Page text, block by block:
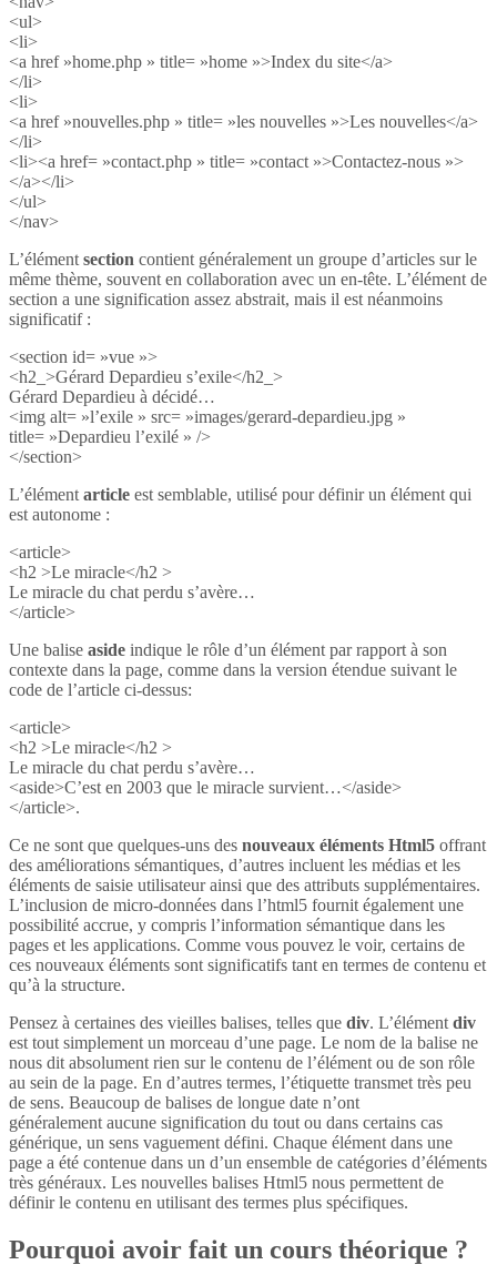
<ul>
<li>
<a href »home.php » title= »home »>Index du site</a>
</li>
<li>
<a href »nouvelles.php » title= »les nouvelles »>Les nouvelles</a>
</li>
<li><a href= »contact.php » title= »contact »>Contactez-nous »>
</a></li>
</ul>
</nav>
L’élément section contient généralement un groupe d’articles sur le
même thème, souvent en collaboration avec un en-tête. L’élément de
section a une signification assez abstrait, mais il est néanmoins
significatif :
<section id= »vue »>
<h2_>Gérard Depardieu s’exile</h2_>
Gérard Depardieu à décidé…
<img alt= »l’exile » src= »images/gerard-depardieu.jpg »
title= »Depardieu l’exilé » />
</section>
L’élément article est semblable, utilisé pour définir un élément qui
est autonome :
<article>
<h2 >Le miracle</h2 >
Le miracle du chat perdu s’avère…
</article>
Une balise aside indique le rôle d’un élément par rapport à son
contexte dans la page, comme dans la version étendue suivant le
code de l’article ci-dessus:
<article>
<h2 >Le miracle</h2 >
Le miracle du chat perdu s’avère…
<aside>C’est en 2003 que le miracle survient…</aside>
</article>.
Ce ne sont que quelques-uns des nouveaux éléments Html5 offrant
des améliorations sémantiques, d’autres incluent les médias et les
éléments de saisie utilisateur ainsi que des attributs supplémentaires.
L’inclusion de micro-données dans l’html5 fournit également une
possibilité accrue, y compris l’information sémantique dans les
pages et les applications. Comme vous pouvez le voir, certains de
ces nouveaux éléments sont significatifs tant en termes de contenu et
qu’à la structure.
Pensez à certaines des vieilles balises, telles que div. L’élément div
est tout simplement un morceau d’une page. Le nom de la balise ne
nous dit absolument rien sur le contenu de l’élément ou de son rôle
au sein de la page. En d’autres termes, l’étiquette transmet très peu
de sens. Beaucoup de balises de longue date n’ont
généralement aucune signification du tout ou dans certains cas
générique, un sens vaguement défini. Chaque élément dans une
page a été contenue dans un d’un ensemble de catégories d’éléments
très généraux. Les nouvelles balises Html5 nous permettent de
définir le contenu en utilisant des termes plus spécifiques.
Pourquoi avoir fait un cours théorique ?